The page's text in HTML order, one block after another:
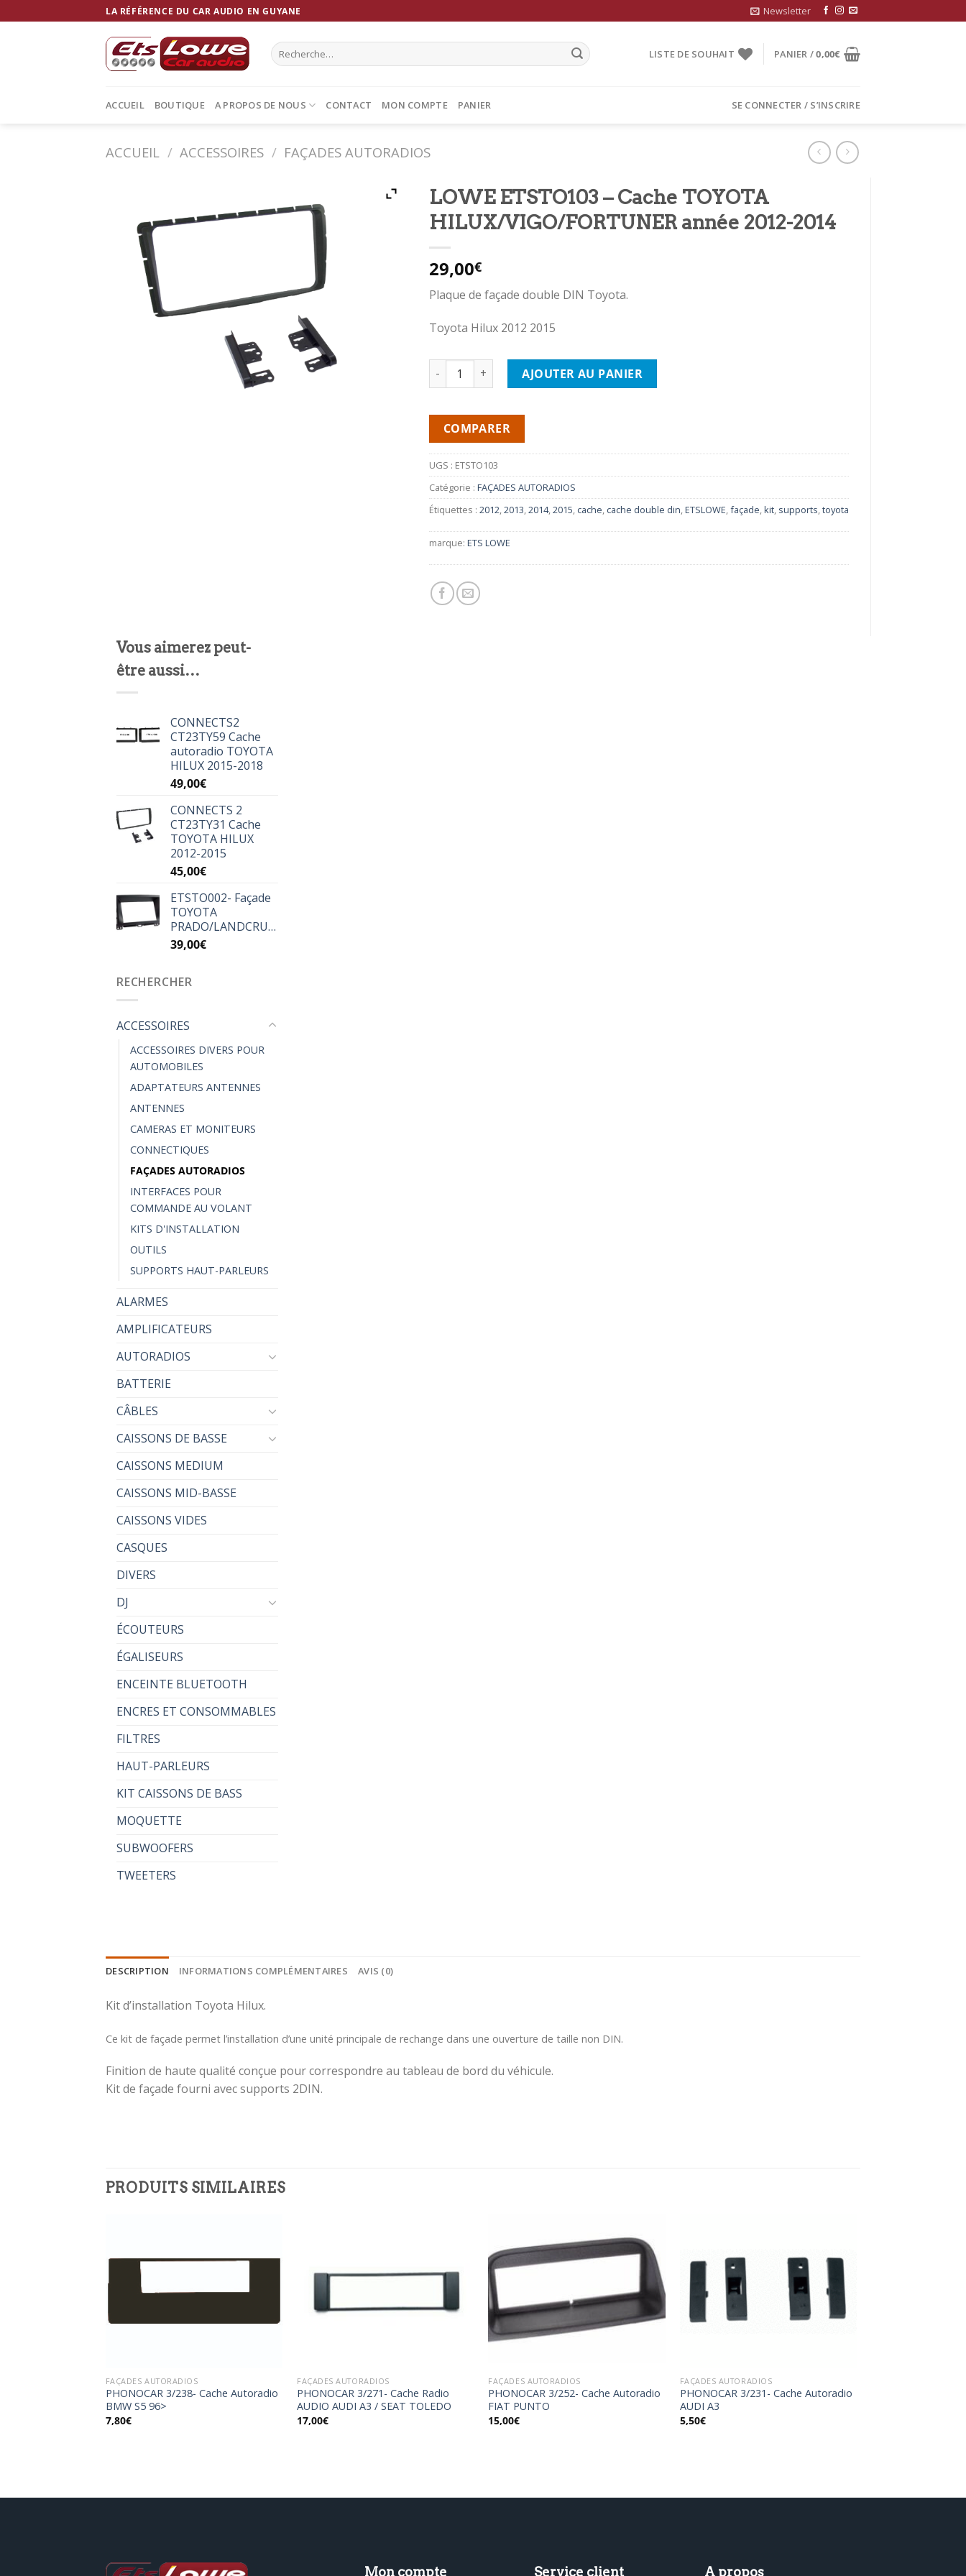
to
LA RÉFÉRENCE DU CAR AUDIO EN GUYANE Newsletter
Recherche
pour :
LISTE DE SOUHAIT PANIER /0,00€
ACCUEIL BOUTIQUE A PROPOS DE NOUS CONTACT MON COMPTE PANIER SE CONNECTER / S’INSCRIRE
ACCUEIL / ACCESSOIRES / FAÇADES AUTORADIOS
LOWE ETSTO103 – Cache TOYOTA
HILUX/VIGO/FORTUNER année 2012-2014
29,00€
Plaque de façade double DIN Toyota.
Toyota Hilux 2012 2015
quantité de LOWE ETSTO103 - Cache TOYOTA HILUX/VIGO/FORTUNER année 2012-2014
AJOUTER AU PANIER
COMPARER
UGS : ETSTO103
Catégorie : FAÇADES AUTORADIOS
Étiquettes : 2012,2013,2014,2015, cache, cache double din,ETSLOWE,façade,kit, supports,toyota
marque: ETS LOWE
Vous aimerez peut-
être aussi…
CONNECTS2
CT23TY59 Cache
autoradio TOYOTA
HILUX 2015-2018
49,00€
CONNECTS 2
CT23TY31 Cache
TOYOTA HILUX
2012-2015
45,00€
ETSTO002- Façade
TOYOTA
PRADO/LANDCRUISER
39,00€
RECHERCHER
ACCESSOIRES
ACCESSOIRES DIVERS POUR
AUTOMOBILES
ADAPTATEURS ANTENNES
ANTENNES
CAMERAS ET MONITEURS
CONNECTIQUES
FAÇADES AUTORADIOS
INTERFACES POUR
COMMANDE AU VOLANT
KITS D'INSTALLATION
OUTILS
SUPPORTS HAUT-PARLEURS
ALARMES
AMPLIFICATEURS
AUTORADIOS
BATTERIE
CÂBLES
CAISSONS DE BASSE
CAISSONS MEDIUM
CAISSONS MID-BASSE
CAISSONS VIDES
CASQUES
DIVERS
DJ
ÉCOUTEURS
ÉGALISEURS
ENCEINTE BLUETOOTH
ENCRES ET CONSOMMABLES
FILTRES
HAUT-PARLEURS
KIT CAISSONS DE BASS
MOQUETTE
SUBWOOFERS
TWEETERS
DESCRIPTION INFORMATIONS COMPLÉMENTAIRES AVIS (0)
Kit d’installation Toyota Hilux.
Ce kit de façade permet l’installation d’une unité principale de rechange dans une ouverture de taille non DIN.
Finition de haute qualité conçue pour correspondre au tableau de bord du véhicule.
Kit de façade fourni avec supports 2DIN.
PRODUITS SIMILAIRES
FAÇADES AUTORADIOS
PHONOCAR 3/238- Cache Autoradio
BMW S5 96>
7,80€
Ajouter
FAÇADES AUTORADIOS
PHONOCAR 3/271- Cache Radio
AUDIO AUDI A3 / SEAT TOLEDO
17,00€
à la
wishlist
FAÇADES AUTORADIOS
PHONOCAR 3/252- Cache Autoradio
FIAT PUNTO
15,00€
Ajouter
à la
wishlist
FAÇADES AUTORADIOS
PHONOCAR 3/231- Cache Autoradio
AUDI A3
5,50€
Mon compte Service client A propos